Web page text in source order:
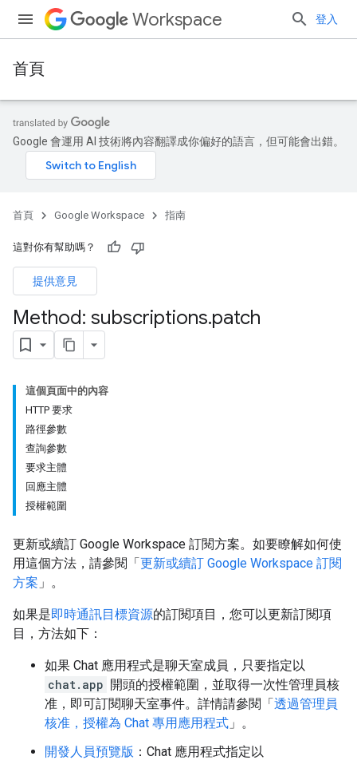
Workspace 登入
首頁
Google 會運用 AI 技術將內容翻譯成你偏好的語言，但可能會出錯。
首頁 Google Workspace 指南
這對你有幫助嗎？
提供意見
Method: subscriptions.patch
這個頁面中的內容
HTTP 要求
路徑參數
查詢參數
要求主體
回應主體
授權範圍
更新或續訂 Google Workspace 訂閱方案。如要瞭解如何使
用這個方法，請參閱「更新或續訂 Google Workspace 訂閱
方案 」。
如果是即時通訊目標資源的訂閱項目，您可以更新訂閱項
目，方法如下：
如果 Chat 應用程式是聊天室成員，只要指定以
chat.app 開頭的授權範圍，並取得一次性管理員核
准，即可訂閱聊天室事件。詳情請參閱「透過管理員
核准，授權為 Chat 專用應用程式 」。
開發人員預覽版 ：Chat 應用程式指定以